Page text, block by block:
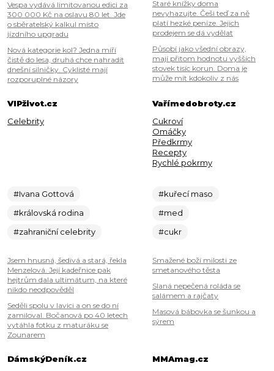
Vespa vydává limitovanou edici za
300 000 Kč na oslavu 80 let. Jde
o sběratelský kalkul místo
jízdního upgradu
Nová kategorie kol? Jedna míří
čistě do lesa, druhá chce nahradit
dnešní silničky. Cyklisté mají
rozporuplné názory
Staré knížky doma
nevyhazujte. Češi teď za ně
platí hezké peníze. Jejich
prodejem se dá vydělat
Působí jako všední obrazy,
mají přitom hodnotu vyšších
stovek tisíc korun. Doma je
může mít kdokoliv z nás
VIPživot.cz
Celebrity
#Ivana Gottová
#královská rodina
#zahraniční celebrity
Jsem hnusná, šedivá a stará, řekla
Menzelová. Její kadeřnice pak
hejtrům dala ultimátum, na které
nikdo neodpověděl
Seděli spolu v lavici a on se do ní
zamiloval. Bočanová po 40 letech
vytáhla fotku z maturáku se
Zounarem
Vařímedobroty.cz
Cukroví
Omáčky
Předkrmy
Recepty
Rychlé pokrmy
#kuřecí maso
#med
#cukr
Smažené boží milosti ze
smetanového těsta
Slaná nepečená roláda se
salámem a rajčaty
Masová bábovka se šunkou a
sýrem
DámskýDeník.cz
MMAmag.cz